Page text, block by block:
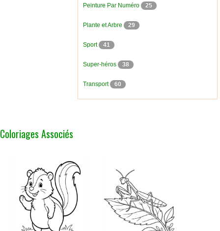
Peinture Par Numéro 25
Plante et Arbre 29
Sport 41
Super-héros 38
Transport 60
Coloriages Associés